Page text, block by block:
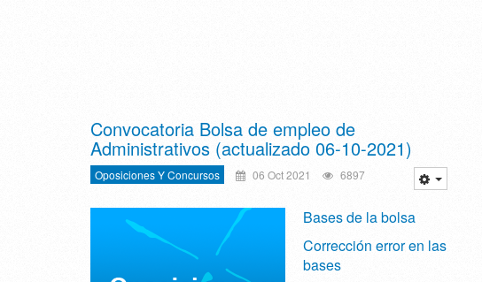
Convocatoria Bolsa de empleo de
Administrativos (actualizado 06-10-2021)
Oposiciones Y Concursos 06 Oct 2021 6897
Bases de la bolsa
Corrección error en las
bases